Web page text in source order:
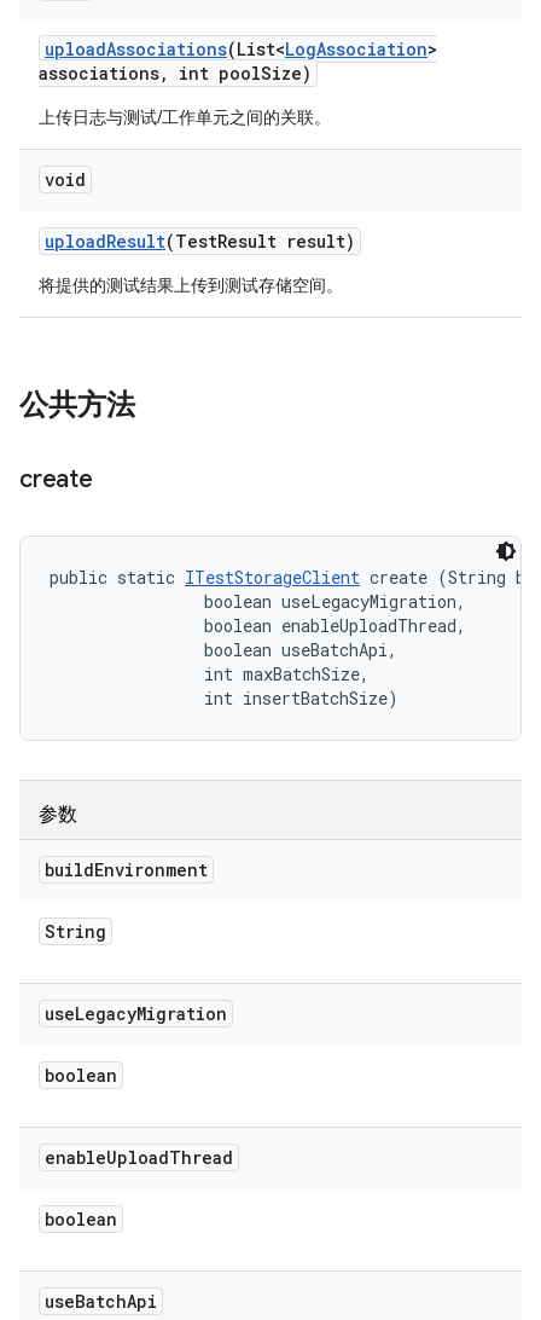
uploadAssociations(List<LogAssociation>
associations, int poolSize)
上传日志与测试/工作单元之间的关联。
void
uploadResult(TestResult result)
将提供的测试结果上传到测试存储空间。
公共方法
create
public static ITestStorageClient create (String
                boolean useLegacyMigration,
                boolean enableUploadThread,
                boolean useBatchApi,
                int maxBatchSize,
                int insertBatchSize)
参数
buildEnvironment
String
useLegacyMigration
boolean
enableUploadThread
boolean
useBatchApi